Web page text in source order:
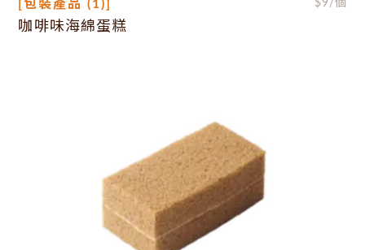
[包裝產品 (1)] $9 /個
咖啡味海綿蛋糕